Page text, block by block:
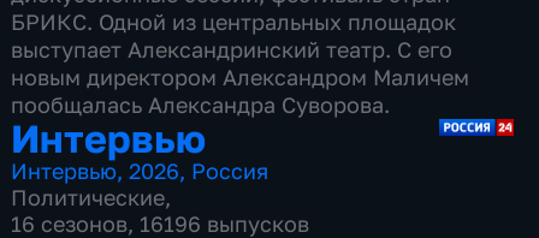
БРИКС. Одной из центральных площадок
выступает Александринский театр. С его
новым директором Александром Маличем
пообщалась Александра Суворова.
Интервью
Интервью,2026, Россия
Политические,
16 сезонов, 16196 выпусков